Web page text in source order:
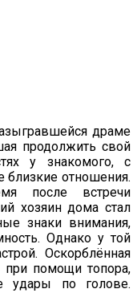
драме
продолжить свой
у знакомого, с
отношения.
после встречи
хозяин дома стал
знаки внимания,
Однако у той
Оскорблённая
при помощи топора,
удары по голове.